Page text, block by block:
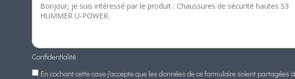
Confidentialité
En cochant cette case j'accepte que les données de ce formulaire soient partagées à